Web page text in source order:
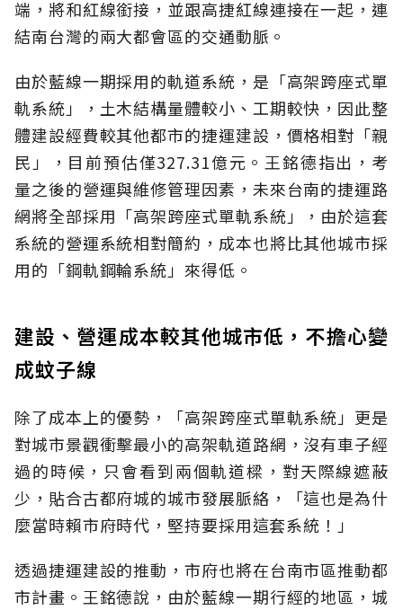
端，將和紅線銜接，並跟高捷紅線連接在一起，連
結南台灣的兩大都會區的交通動脈。
由於藍線一期採用的軌道系統，是「高架跨座式單
軌系統」，土木結構量體較小、工期較快，因此整
體建設經費較其他都市的捷運建設，價格相對「親
民」，目前預估僅327.31億元。王銘德指出，考
量之後的營運與維修管理因素，未來台南的捷運路
網將全部採用「高架跨座式單軌系統」，由於這套
系統的營運系統相對簡約，成本也將比其他城市採
用的「鋼軌鋼輪系統」來得低。
建設、營運成本較其他城市低，不擔心變
成蚊子線
除了成本上的優勢，「高架跨座式單軌系統」更是
對城市景觀衝擊最小的高架軌道路網，沒有車子經
過的時候，只會看到兩個軌道樑，對天際線遮蔽
少，貼合古都府城的城市發展脈絡，「這也是為什
麼當時賴市府時代，堅持要採用這套系統！」
透過捷運建設的推動，市府也將在台南市區推動都
市計畫。王銘德說，由於藍線一期行經的地區，城